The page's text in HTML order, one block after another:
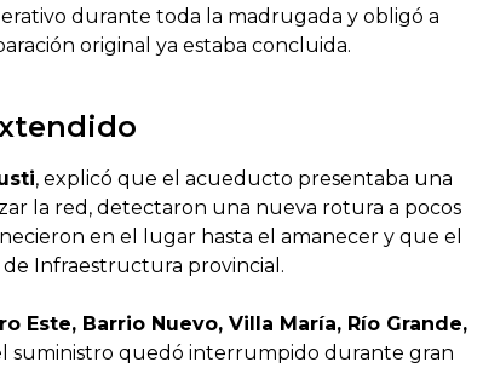
durante toda la madrugada y obligó a
original ya estaba concluida.
, explicó que el acueducto presentaba una
la red, detectaron una nueva rotura a pocos
en el lugar hasta el amanecer y que el
Infraestructura provincial.
Este, Barrio Nuevo, Villa María, Río Grande,
suministro quedó interrumpido durante gran